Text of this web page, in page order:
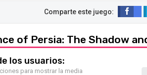
of Persia: The Shadow
los usuarios:
para mostrar la media